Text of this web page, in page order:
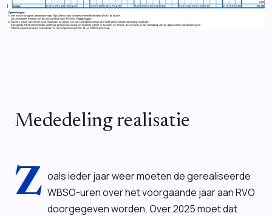
Mededeling realisatie
Z oals ieder jaar weer moeten de gerealiseerde
WBSO-uren over het voorgaande jaar aan RVO
doorgegeven worden. Over 2025 moet dat